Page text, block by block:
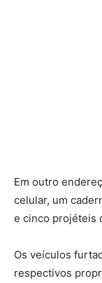
Em outro
celular, um
e cinco projéteis
Os veículos
respectivos